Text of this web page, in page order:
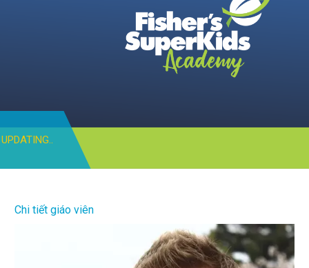
UPDATING..
Chi tiết giáo viên